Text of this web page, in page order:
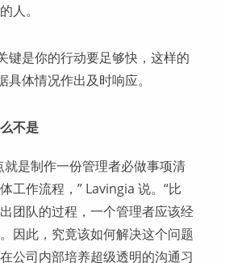
人。
键是你的行动要足够快，这样的
体情况作出及时响应。
不是
就是制作一份管理者必做事项清
工作流程，” Lavingia 说。“比
团队的过程，一个管理者应该经
因此，究竟该如何解决这个问题
公司内部培养超级透明的沟通习